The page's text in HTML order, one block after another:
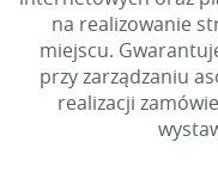
na realizowanie
miejscu.
przy zarządzaniu
realizacji